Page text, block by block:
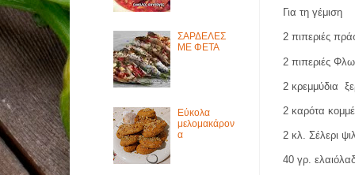
Για τη γέμιση
2 πιπεριές
2 πιπεριές
2 κρεμμύδια
2 καρότα
2 κλ. Σέλερι
40 γρ.
ΣΑΡΔΕΛΕΣ
ΜΕ ΦΕΤΑ
Εύκολα
μελομακάρον
α